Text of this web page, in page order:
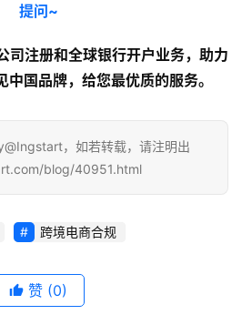
提问~
司注册和全球银行开户业务，助力
国品牌，给您最优质的服务。
，如若转载，请注明出
blog/40951.html
跨境电商合规
赞 (0)